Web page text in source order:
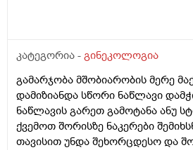
კატეგორია - გინეკოლოგია
გამარჯობა მშობიარობის მერე
დამიზიანდა სწორი ნაწლავი
ნაწლავის გარეთ გამოტანა ანუ
ქვემოთ შორისზე ნაკერები
თავისით უნდა შეხორცდესო და